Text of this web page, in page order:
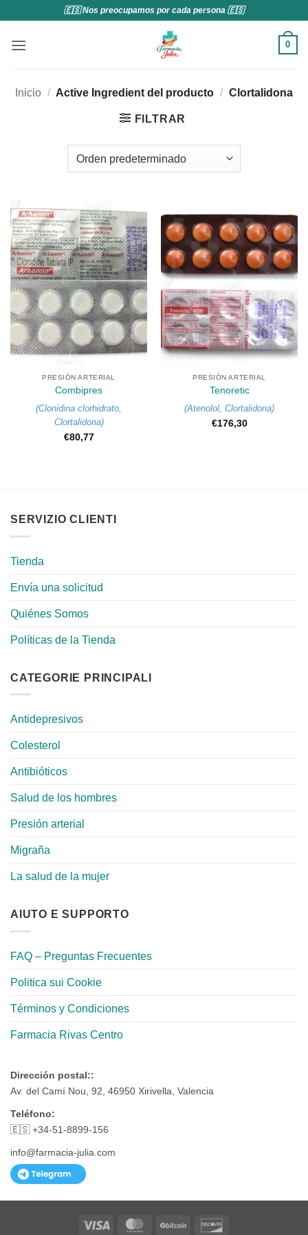
contenido
🇪🇸 Nos preocupamos por cada persona 🇪🇸
0
Inicio / Active Ingredient del producto / Clortalidona
FILTRAR
PRESIÓN ARTERIAL
Combipres
(Clonidina clorhidrato,
Clortalidona)
€80,77
PRESIÓN ARTERIAL
Tenoretic
(Atenolol, Clortalidona)
€176,30
SERVIZIO CLIENTI
Tienda
Envía una solicitud
Quiénes Somos
Políticas de la Tienda
CATEGORIE PRINCIPALI
Antidepresivos
Colesterol
Antibióticos
Salud de los hombres
Presión arterial
Migraña
La salud de la mujer
AIUTO E SUPPORTO
FAQ – Preguntas Frecuentes
Politica sui Cookie
Términos y Condiciones
Farmacia Rivas Centro
Dirección postal::
Av. del Camí Nou, 92, 46950 Xirivella, Valencia
Teléfono:
🇪🇸 +34-51-8899-156
info@farmacia-julia.com
Visa MasterCardBitCoin